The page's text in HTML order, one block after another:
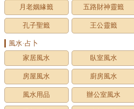
月老姻緣籤 五路財神靈籤
孔子聖籤 王公靈籤
風水·占卜
家居風水
臥室風水
房屋風水 廚房風水
風水用品 辦公室風水